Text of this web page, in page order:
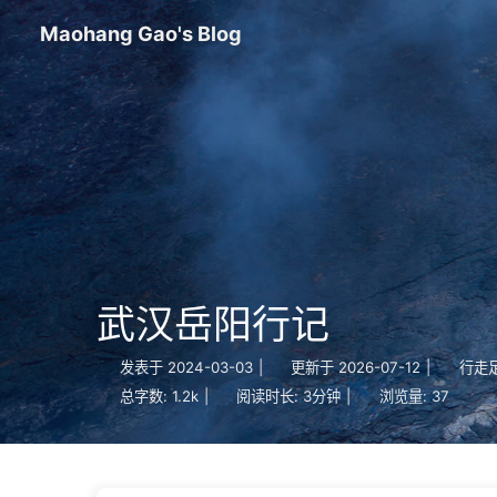
Maohang Gao's Blog
武汉岳阳行记
发表于 2024-03-03 更新于 2026-07-12 |
行走
总字数: 1.2k 阅读时长: 3分钟 | 浏览量: 37